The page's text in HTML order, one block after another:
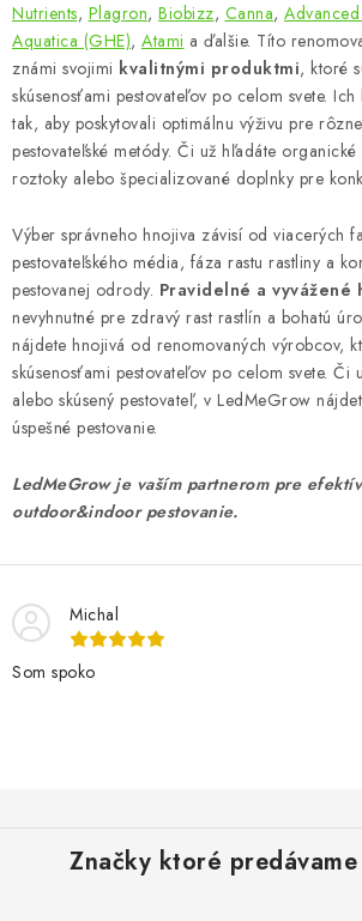
Nutrients, Plagron, Biobizz, Canna,
Aquatica (GHE), Atami a ďalšie. Títo
známi svojimi kvalitnými produktmi, ktoré
skúsenosťami pestovateľov po celom svete.
tak, aby poskytovali optimálnu výživu pre
pestovateľské metódy. Či už hľadáte
roztoky alebo špecializované doplnky pre
Výber správneho hnojiva závisí od viacerých
pestovateľského média, fáza rastu rastliny a
pestovanej odrody. Pravidelné a vyvážené
nevyhnutné pre zdravý rast rastlín a bohatú
nájdete hnojivá od renomovaných výrobcov,
skúsenosťami pestovateľov po celom svete. Či
alebo skúsený pestovateľ, v LedMeGrow
úspešné pestovanie.
LedMeGrow je vaším partnerom pre
outdoor&indoor pestovanie.
Michal
Som spoko
Značky ktoré predávame